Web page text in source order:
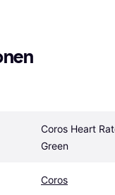
Coros Heart
Green
Coros